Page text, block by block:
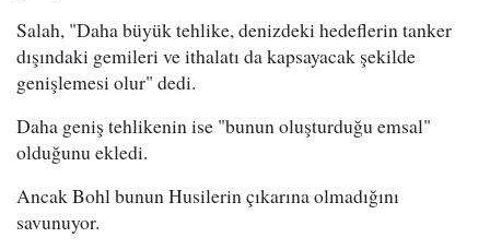
Salah, "Daha büyük tehlike, denizdeki hedeflerin tanker
dışındaki gemileri ve ithalatı da kapsayacak şekilde
genişlemesi olur" dedi.
Daha geniş tehlikenin ise "bunun oluşturduğu emsal"
olduğunu ekledi.
Ancak Bohl bunun Husilerin çıkarına olmadığını
savunuyor.